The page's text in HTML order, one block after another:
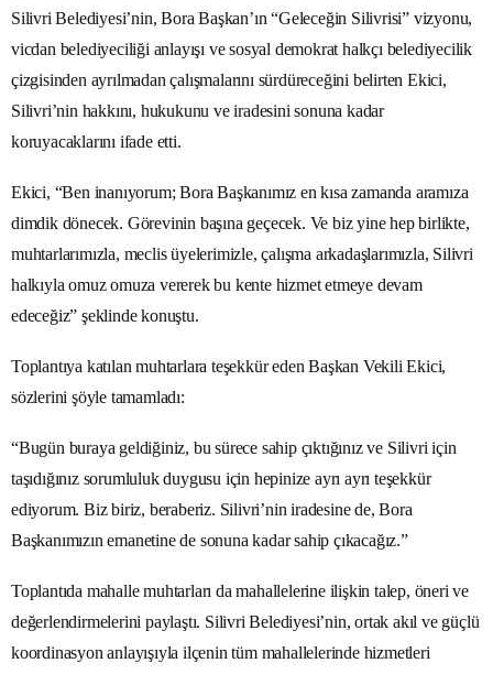
Silivri Belediyesi’nin, Bora Başkan’ın “Geleceğin Silivrisi” vizyonu,
vicdan belediyeciliği anlayışı ve sosyal demokrat halkçı belediyecilik
çizgisinden ayrılmadan çalışmalarını sürdüreceğini belirten Ekici,
Silivri’nin hakkını, hukukunu ve iradesini sonuna kadar
koruyacaklarını ifade etti.
Ekici, “Ben inanıyorum; Bora Başkanımız en kısa zamanda aramıza
dimdik dönecek. Görevinin başına geçecek. Ve biz yine hep birlikte,
muhtarlarımızla, meclis üyelerimizle, çalışma arkadaşlarımızla, Silivri
halkıyla omuz omuza vererek bu kente hizmet etmeye devam
edeceğiz” şeklinde konuştu.
Toplantıya katılan muhtarlara teşekkür eden Başkan Vekili Ekici,
sözlerini şöyle tamamladı:
“Bugün buraya geldiğiniz, bu sürece sahip çıktığınız ve Silivri için
taşıdığınız sorumluluk duygusu için hepinize ayrı ayrı teşekkür
ediyorum. Biz biriz, beraberiz. Silivri’nin iradesine de, Bora
Başkanımızın emanetine de sonuna kadar sahip çıkacağız.”
Toplantıda mahalle muhtarları da mahallelerine ilişkin talep, öneri ve
değerlendirmelerini paylaştı. Silivri Belediyesi’nin, ortak akıl ve güçlü
koordinasyon anlayışıyla ilçenin tüm mahallelerinde hizmetleri